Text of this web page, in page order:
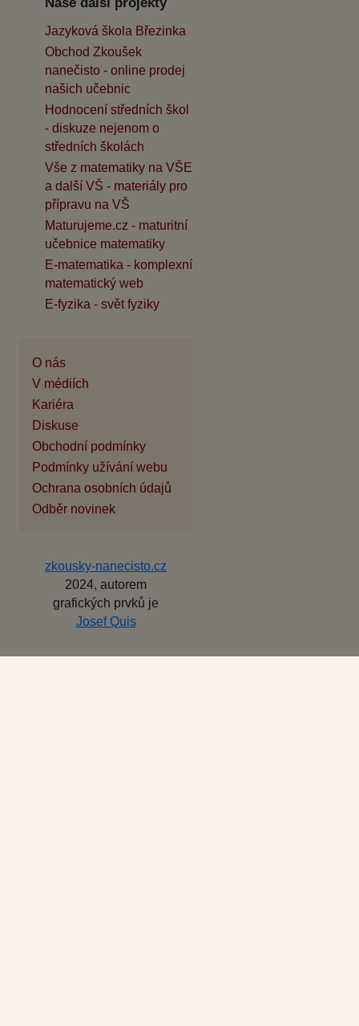
Jazyková škola Březinka
Obchod Zkoušek
nanečisto - online prodej
našich učebnic
Hodnocení středních škol
- diskuze nejenom o
středních školách
Vše z matematiky na VŠE
a další VŠ - materiály pro
přípravu na VŠ
Maturujeme.cz - maturitní
učebnice matematiky
E-matematika - komplexní
matematický web
E-fyzika - svět fyziky
O nás
V médiích
Kariéra
Diskuse
Obchodní podmínky
Podmínky užívání webu
Ochrana osobních údajů
Odběr novinek
zkousky-nanecisto.cz
2024, autorem
grafických prvků je
Josef Quis